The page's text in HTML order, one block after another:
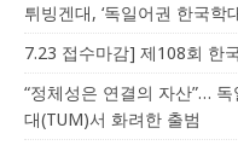
튀빙겐대, ‘독일어권 한국학
7.23 접수마감] 제108회 한
“정체성은 연결의 자산”…
대(TUM)서 화려한 출범